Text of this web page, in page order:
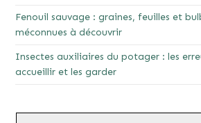
Fenouil sauvage : graines, feuilles et
méconnues à découvrir
Insectes auxiliaires du potager : les
accueillir et les garder